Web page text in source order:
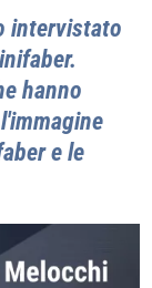
intervistato
hanno
e le